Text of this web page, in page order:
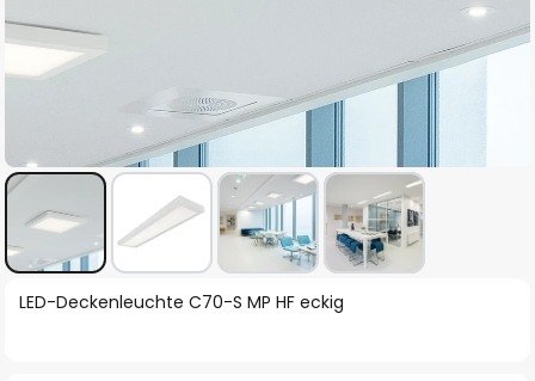
Zum
LED-Deckenleuchte C70-S MP HF eckig